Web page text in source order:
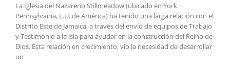
La Iglesia del Nazareno Stillmeadow (ubicado en York
Pennsylvania, E.U. de América) ha tenido una larga relación con el
Distrito Este de Jamaica, a través del envío de equipos de Trabajo
y Testimonio a la isla para ayudar en la construcción del Reino de
Dios. Esta relación en crecimiento, vio la necesidad de desarrollar
un